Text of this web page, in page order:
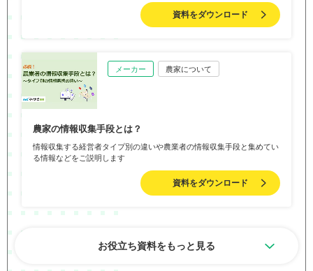
資料をダウンロード
メーカー 農家について
農家の情報収集手段とは？
情報収集する経営者タイプ別の違いや農業者の情報収集手段と集めてい
る情報などをご説明します
資料をダウンロード
お役立ち資料をもっと見る